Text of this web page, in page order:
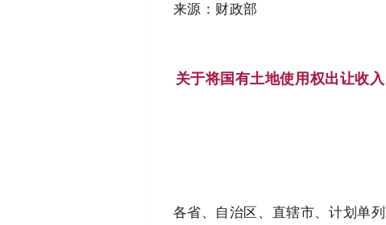
来源：财政部
关于将国有土地使用权出让收
各省、自治区、直辖市、计划单